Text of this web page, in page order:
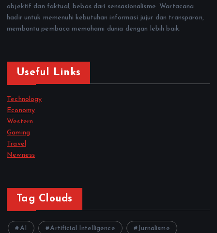
objektif dan faktual, bebas dari sensasionalisme. Wartacana
hadir untuk memenuhi kebutuhan informasi jujur dan transparan,
membantu pembaca memahami dunia dengan lebih baik.
Useful Links
Technology
Economy
Western
Gaming
Travel
Newness
Tag Clouds
AI Artificial Intelligence Jurnalisme